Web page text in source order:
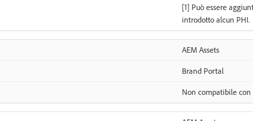
[1] Può essere
introdotto alcun PHI.
AEM Assets
Brand Portal
Non compatibile con